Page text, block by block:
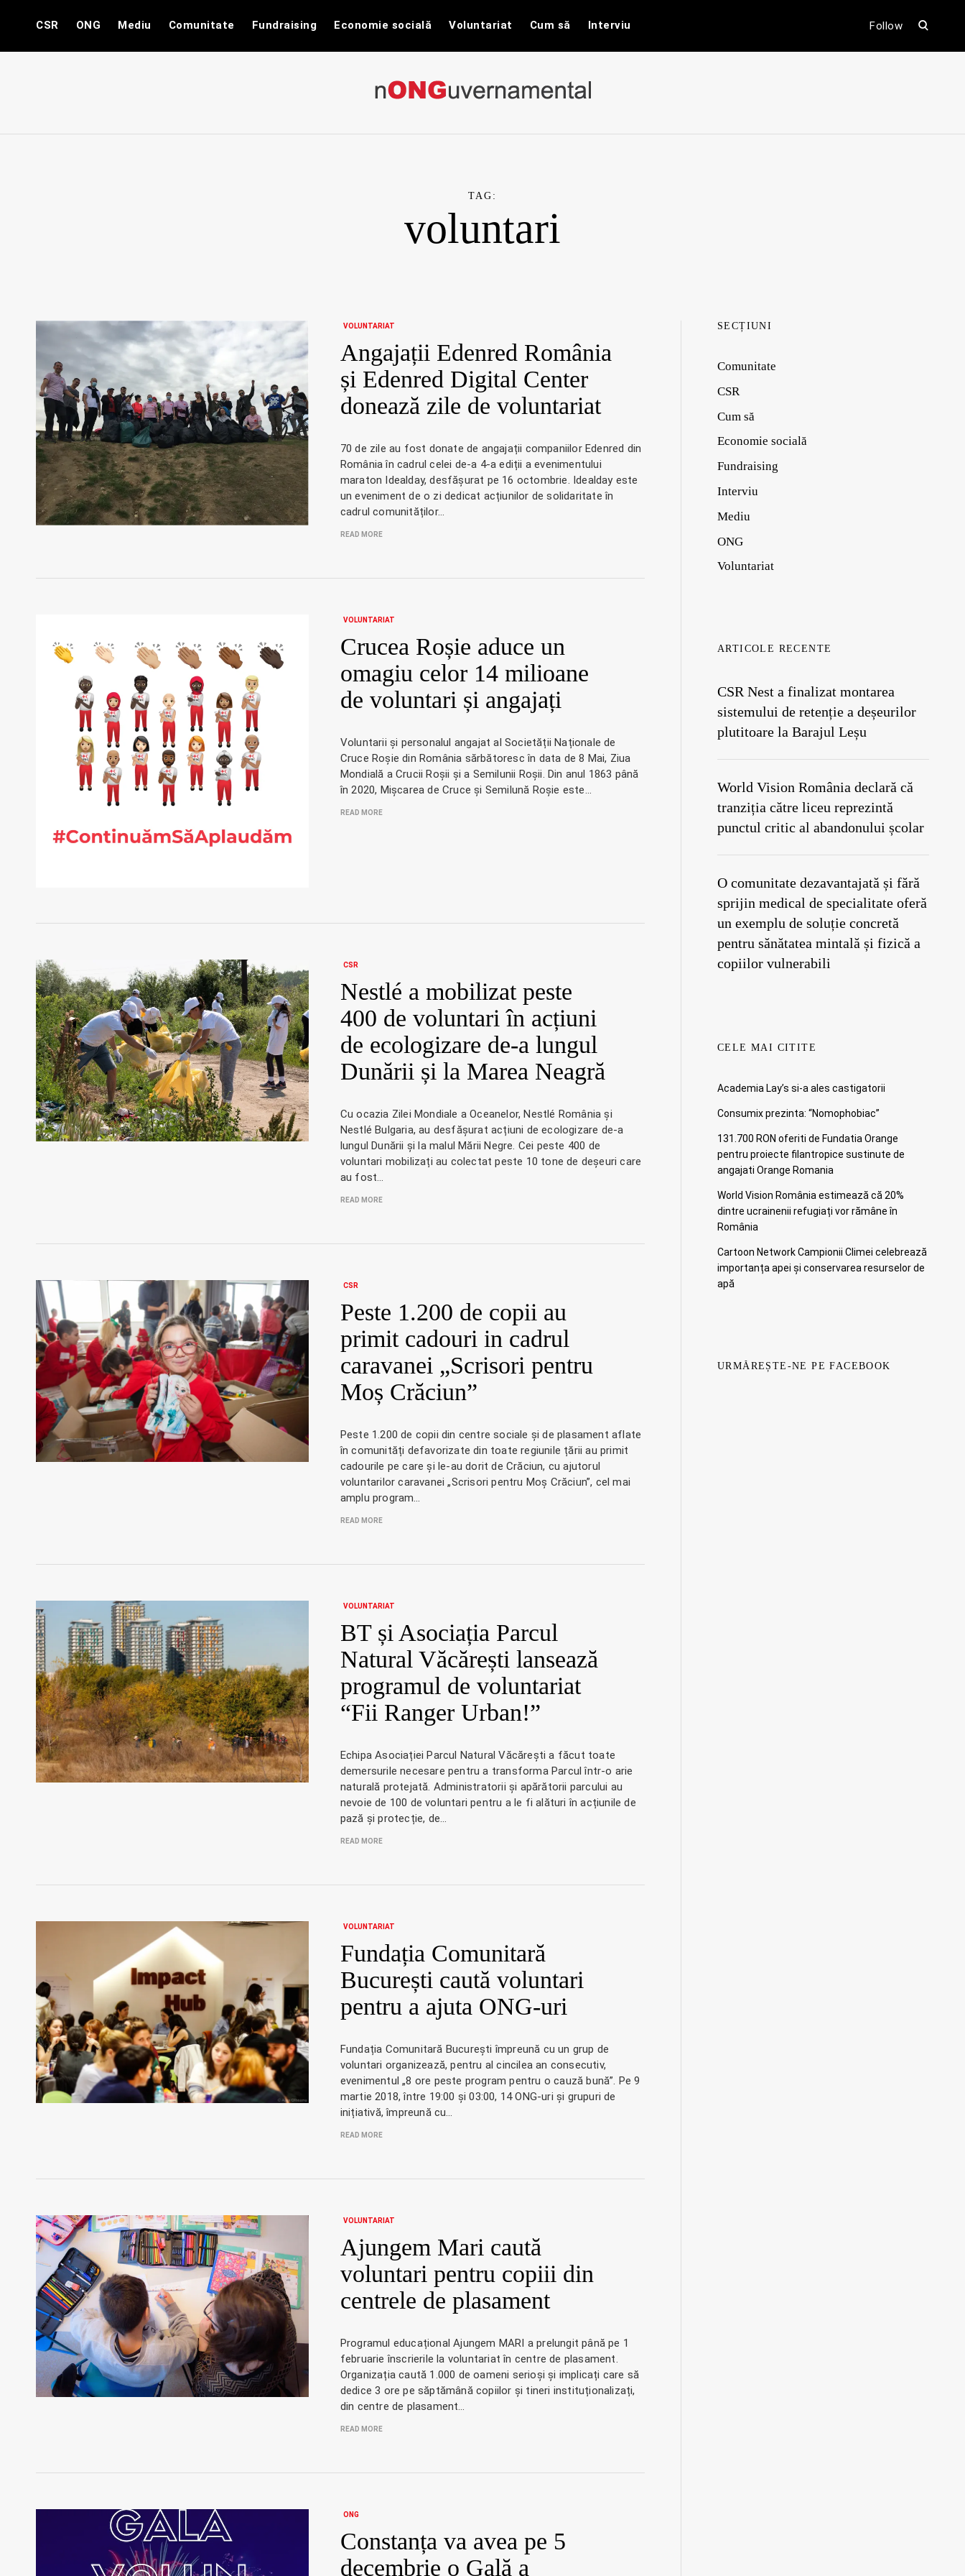
CSR ONG Mediu Comunitate Fundraising Economie socială Voluntariat Cum să Interviu Follow
open
form
nONGuvernamental
TAG:
voluntari
VOLUNTARIAT
Angajații Edenred România
și Edenred Digital Center
donează zile de voluntariat
70 de zile au fost donate de angajații companiilor Edenred din
România în cadrul celei de-a 4-a ediții a evenimentului
maraton Idealday, desfășurat pe 16 octombrie. Idealday este
un eveniment de o zi dedicat acțiunilor de solidaritate în
cadrul comunităților…
READ MORE
VOLUNTARIAT
Crucea Roșie aduce un
omagiu celor 14 milioane
de voluntari și angajați
Voluntarii și personalul angajat al Societății Naționale de
Cruce Roșie din România sărbătoresc în data de 8 Mai, Ziua
Mondială a Crucii Roșii și a Semilunii Roșii. Din anul 1863 până
în 2020, Mișcarea de Cruce și Semilună Roșie este…
READ MORE
CSR
Nestlé a mobilizat peste
400 de voluntari în acțiuni
de ecologizare de-a lungul
Dunării și la Marea Neagră
Cu ocazia Zilei Mondiale a Oceanelor, Nestlé România și
Nestlé Bulgaria, au desfășurat acțiuni de ecologizare de-a
lungul Dunării și la malul Mării Negre. Cei peste 400 de
voluntari mobilizați au colectat peste 10 tone de deșeuri care
au fost…
READ MORE
CSR
Peste 1.200 de copii au
primit cadouri in cadrul
caravanei „Scrisori pentru
Moș Crăciun”
Peste 1.200 de copii din centre sociale și de plasament aflate
în comunități defavorizate din toate regiunile țării au primit
cadourile pe care și le-au dorit de Crăciun, cu ajutorul
voluntarilor caravanei „Scrisori pentru Moș Crăciun”, cel mai
amplu program…
READ MORE
VOLUNTARIAT
BT și Asociația Parcul
Natural Văcărești lansează
programul de voluntariat
“Fii Ranger Urban!”
Echipa Asociației Parcul Natural Văcărești a făcut toate
demersurile necesare pentru a transforma Parcul într-o arie
naturală protejată. Administratorii și apărătorii parcului au
nevoie de 100 de voluntari pentru a le fi alături în acțiunile de
pază și protecție, de…
READ MORE
VOLUNTARIAT
Fundația Comunitară
București caută voluntari
pentru a ajuta ONG-uri
Fundația Comunitară București împreună cu un grup de
voluntari organizează, pentru al cincilea an consecutiv,
evenimentul „8 ore peste program pentru o cauză bună”. Pe 9
martie 2018, între 19:00 și 03:00, 14 ONG-uri și grupuri de
inițiativă, împreună cu…
READ MORE
VOLUNTARIAT
Ajungem Mari caută
voluntari pentru copiii din
centrele de plasament
Programul educațional Ajungem MARI a prelungit până pe 1
februarie înscrierile la voluntariat în centre de plasament.
Organizația caută 1.000 de oameni serioși și implicați care să
dedice 3 ore pe săptămână copiilor și tineri instituționalizați,
din centre de plasament…
READ MORE
ONG
Constanța va avea pe 5
decembrie o Gală a
SECȚIUNI
Comunitate
CSR
Cum să
Economie socială
Fundraising
Interviu
Mediu
ONG
Voluntariat
ARTICOLE RECENTE
CSR Nest a finalizat montarea
sistemului de retenție a deșeurilor
plutitoare la Barajul Leșu
World Vision România declară că
tranziția către liceu reprezintă
punctul critic al abandonului școlar
O comunitate dezavantajată și fără
sprijin medical de specialitate oferă
un exemplu de soluție concretă
pentru sănătatea mintală și fizică a
copiilor vulnerabili
CELE MAI CITITE
Academia Lay’s si-a ales castigatorii
Consumix prezinta: “Nomophobiac”
131.700 RON oferiti de Fundatia Orange
pentru proiecte filantropice sustinute de
angajati Orange Romania
World Vision România estimează că 20%
dintre ucrainenii refugiați vor rămâne în
România
Cartoon Network Campionii Climei celebrează
importanța apei și conservarea resurselor de
apă
URMĂREȘTE-NE PE FACEBOOK